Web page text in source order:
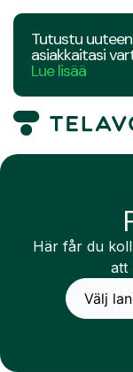
Tutustu
asiakkaitasi
Lue lisää
Här får du
att